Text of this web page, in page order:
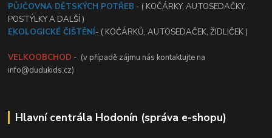
PŮJČOVNA DĚTSKÝCH POTŘEB - ( KOČÁRKY, AUTOSEDAČKY,
POSTÝLKY A DALŠÍ )
EKOLOGICKÉ ČIŠTĚNÍ- ( KOČÁRKŮ, AUTOSEDAČEK, ŽIDLIČEK )
VELKOOBCHOD - (v případě zájmu nás kontaktujte na
info@dudukids.cz)
Hlavní centrála Hodonín (správa e-shopu)